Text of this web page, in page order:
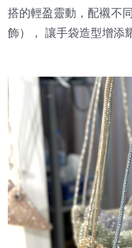
搭的輕盈靈動，配襯不
飾）， 讓手袋造型增添